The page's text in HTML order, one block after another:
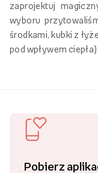
zaprojektuj
wyboru
środkami, kubki z
pod wpływem ciepła).
Pobierz